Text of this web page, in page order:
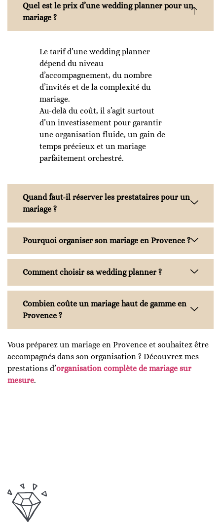
Quel est le prix d’une wedding planner pour un
mariage ?
Le tarif d’une wedding planner
dépend du niveau
d’accompagnement, du nombre
d’invités et de la complexité du
mariage.
Au-delà du coût, il s’agit surtout
d’un investissement pour garantir
une organisation fluide, un gain de
temps précieux et un mariage
parfaitement orchestré.
Quand faut-il réserver les prestataires pour un
mariage ?
Pourquoi organiser son mariage en Provence ?
Comment choisir sa wedding planner ?
Combien coûte un mariage haut de gamme en
Provence ?
Vous préparez un mariage en Provence et souhaitez être
accompagnés dans son organisation ? Découvrez mes
prestations d’organisation complète de mariage sur
mesure.